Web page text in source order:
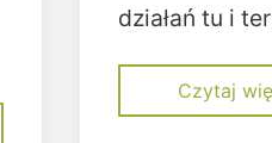
działań tu i
Czytaj